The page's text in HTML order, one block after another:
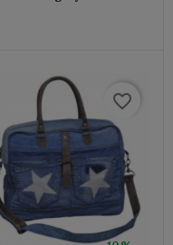
favorite_border